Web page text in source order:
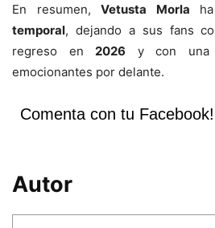
En resumen,Vetusta Morla
temporal, dejando a sus fans
regreso en 2026 y con una
emocionantes por delante.
Comenta con tu Facebook!
Autor